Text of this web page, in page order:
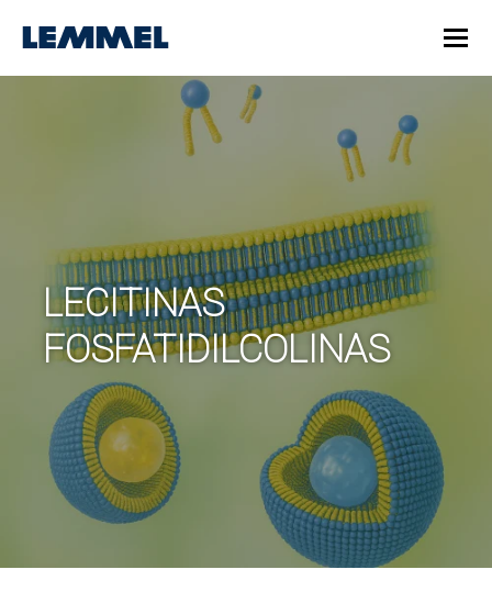
LECITINAS
FOSFATIDILCOLINAS